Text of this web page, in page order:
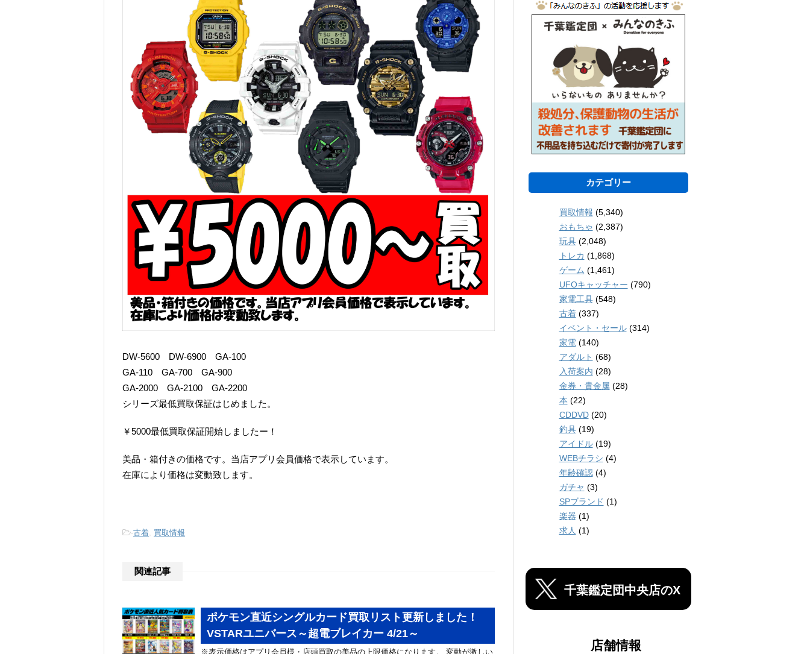
DW-5600 DW-6900 GA-100
GA-110 GA-700 GA-900
GA-2000 GA-2100 GA-2200
シリーズ最低買取保証はじめました。
￥5000最低買取保証開始しましたー！
美品・箱付きの価格です。当店アプリ会員価格で表示しています。
在庫により価格は変動致します。
-古着 買取情報
関連記事
ポケモン直近シングルカード買取リスト更新しました！
VSTARユニバース～超電ブレイカー 4/21～
※表示価格はアプリ会員様・店頭買取の美品の上限価格になります。 変動が激しい
カテゴリー
買取情報 (5,340)
おもちゃ (2,387)
玩具(2,048)
トレカ (1,868)
ゲーム (1,461)
UFOキャッチャー (790)
家電工具(548)
古着(337)
イベント・セール(314)
家電(140)
アダルト (68)
入荷案内 (28)
金券・貴金属 (28)
本 (22)
CDDVD(20)
釣具(19)
アイドル(19)
WEBチラシ (4)
年齢確認(4)
ガチャ (3)
SPブランド (1)
楽器 (1)
求人 (1)
千葉鑑定団中央店のX
店舗情報